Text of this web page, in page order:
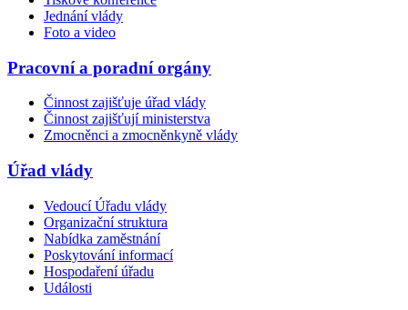
Jednání vlády
Foto a video
Pracovní a poradní orgány
Činnost zajišťuje úřad vlády
Činnost zajišťují ministerstva
Zmocněnci a zmocněnkyně vlády
Úřad vlády
Vedoucí Úřadu vlády
Organizační struktura
Nabídka zaměstnání
Poskytování informací
Hospodaření úřadu
Události